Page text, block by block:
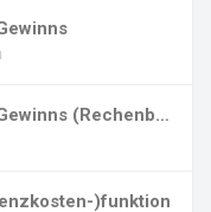
Die tatsächliche Höhe des Gewinns (Rechenbeis...
)funktion